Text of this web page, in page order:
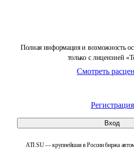
Полная информация и возможность
только с лицензией
Смотреть
Регистрация
Вход
ATI.SU — крупнейшая в России биржа